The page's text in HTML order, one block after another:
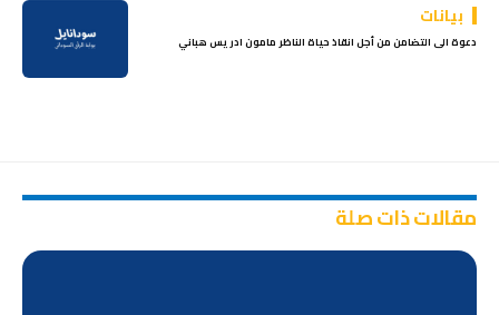
بيانات
دعوة الى التضامن من أجل انقاذ حياة الناظر مامون ادريس هباني
مقالات ذات صلة